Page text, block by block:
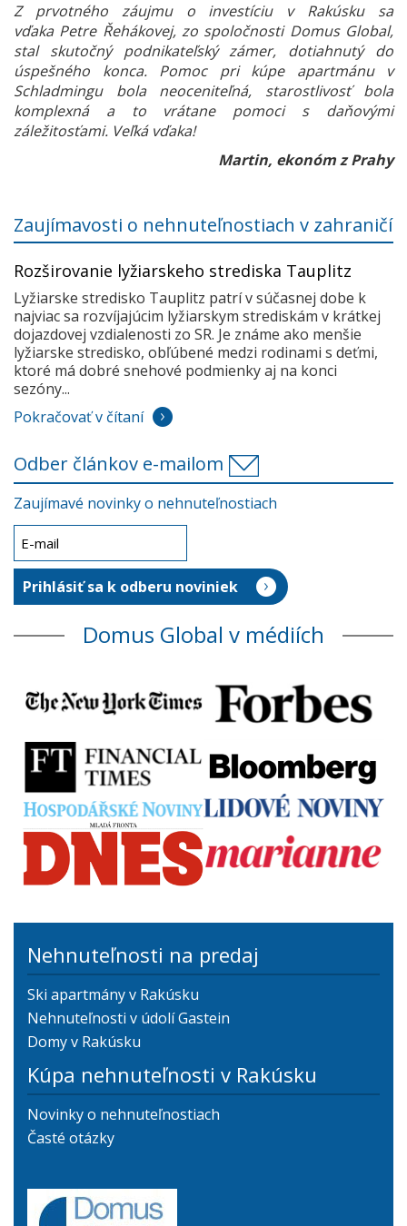
Z prvotného záujmu o investíciu v Rakúsku sa
vďaka Petre Řehákovej, zo spoločnosti Domus Global,
stal skutočný podnikateľský zámer, dotiahnutý do
úspešného konca. Pomoc pri kúpe apartmánu v
Schladmingu bola neoceniteľná, starostlivosť bola
komplexná a to vrátane pomoci s daňovými
záležitosťami. Veľká vďaka!
Martin, ekonóm z Prahy
Zaujímavosti o nehnuteľnostiach v zahraničí
Rozširovanie lyžiarskeho strediska Tauplitz
Lyžiarske stredisko Tauplitz patrí v súčasnej dobe k
najviac sa rozvíjajúcim lyžiarskym strediskám v krátkej
dojazdovej vzdialenosti zo SR. Je známe ako menšie
lyžiarske stredisko, obľúbené medzi rodinami s deťmi,
ktoré má dobré snehové podmienky aj na konci
sezóny...
Pokračovať v čítaní
Odber článkov e-mailom
Zaujímavé novinky o nehnuteľnostiach
Domus Global v médiích
Nehnuteľnosti na predaj
Ski apartmány v Rakúsku
Nehnuteľnosti v údolí Gastein
Domy v Rakúsku
Kúpa nehnuteľnosti v Rakúsku
Novinky o nehnuteľnostiach
Časté otázky